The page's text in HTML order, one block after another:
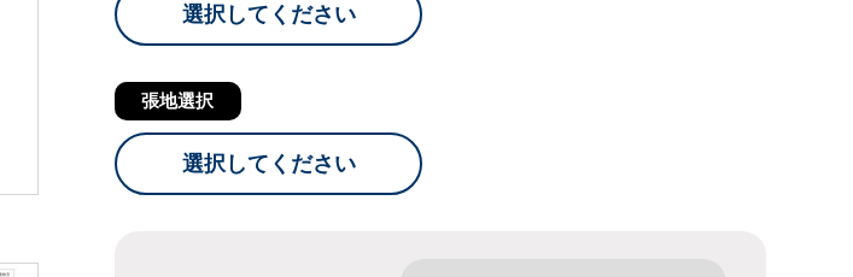
選択してください
張地選択
選択してください